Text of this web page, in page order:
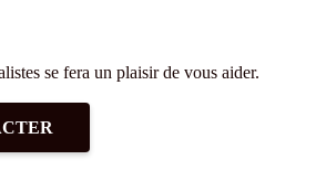
se fera un plaisir de vous aider.